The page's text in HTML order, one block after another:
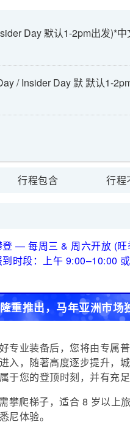
Day 默认1-2pm出发)*中
/ Insider Day 默 默认1-
行程包含 行程
— 每周三 & 周六开放 (旺
时段：上午 9:00–10:00
重推出，马年亚洲市场
专业装备后，您将由专属
入，随著高度逐步提升，
于您的登顶时刻，并有充
攀爬梯子，适合 8 岁以上
尼体验。